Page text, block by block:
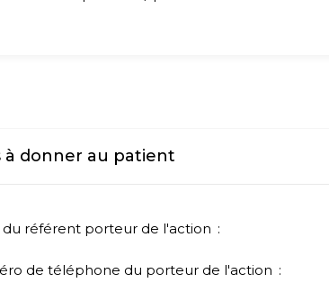
à donner au patient
référent porteur de l'action
de téléphone du porteur de l'action